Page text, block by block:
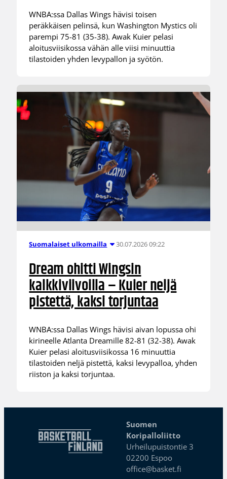
WNBA:ssa Dallas Wings hävisi toisen
peräkkäisen pelinsä, kun Washington Mystics oli
parempi 75-81 (35-38). Awak Kuier pelasi
aloitusviisikossa vähän alle viisi minuuttia
tilastoiden yhden levypallon ja syötön.
Suomalaiset ulkomailla 30.07.2026 09:22
Dream ohitti Wingsin
kalkkiviivoilla – Kuier neljä
pistettä, kaksi torjuntaa
WNBA:ssa Dallas Wings hävisi aivan lopussa ohi
kirineelle Atlanta Dreamille 82-81 (32-38). Awak
Kuier pelasi aloitusviisikossa 16 minuuttia
tilastoiden neljä pistettä, kaksi levypalloa, yhden
riiston ja kaksi torjuntaa.
Suomen
Koripalloliitto
Urheilupuistontie 3
02200 Espoo
office@basket.fi